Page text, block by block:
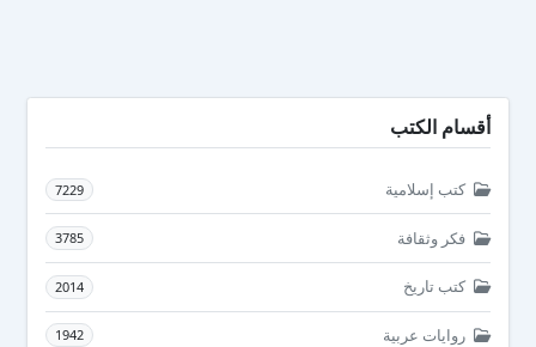
أقسام الكتب
كتب إسلامية 7229
فكر وثقافة 3785
كتب تاريخ 2014
روايات عربية 1942